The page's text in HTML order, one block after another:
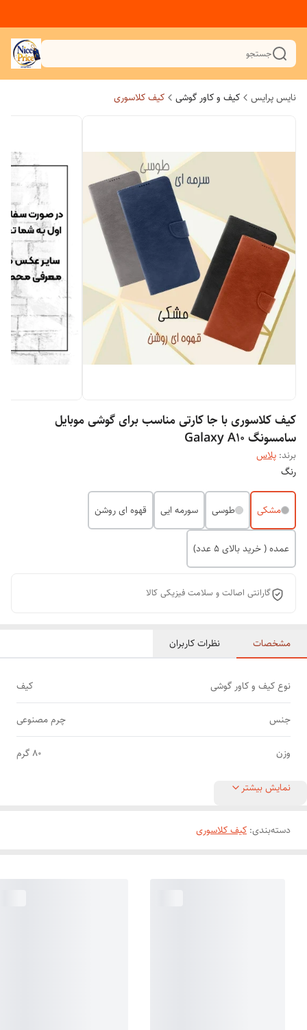
جستجو
نایس پرایس کیف و کاور گوشی کیف کلاسوری
کیف کلاسوری با جا کارتی مناسب برای گوشی موبایل
سامسونگ Galaxy A10
برند: پلاس
رنگ
مشکی طوسی سورمه ایی قهوه ای روشن
عمده ( خرید بالای 5 عدد)
گارانتی اصالت و سلامت فیزیکی کالا
مشخصات نظرات کاربران
نوع کیف و کاور گوشی کیف
جنس چرم مصنوعی
وزن 80 گرم
نمایش بیشتر
دسته‌بندی: کیف کلاسوری